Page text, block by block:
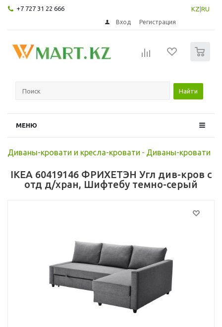
+7 727 31 22 666 KZ RU
Вход Регистрация
Найти
МЕНЮ
Диваны-кровати и кресла-кровати - Диваны-кровати
IKEA 60419146 ФРИХЕТЭН Угл див-кров с
отд д/хран, Шифтебу темно-серый